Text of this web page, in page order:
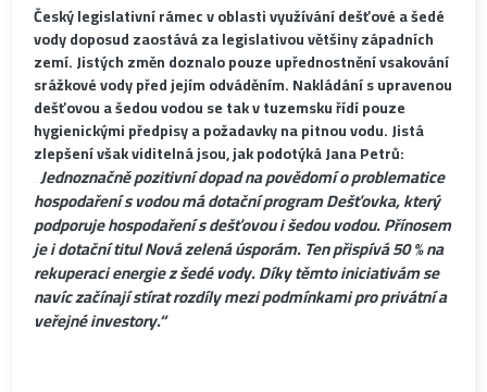
Český legislativní rámec v oblasti využívání dešťové a šedé
vody doposud zaostává za legislativou většiny západních
zemí. Jistých změn doznalo pouze upřednostnění vsakování
srážkové vody před jejím odváděním. Nakládání s upravenou
dešťovou a šedou vodou se tak v tuzemsku řídí pouze
hygienickými předpisy a požadavky na pitnou vodu. Jistá
zlepšení však viditelná jsou, jak podotýká Jana Petrů:
„Jednoznačně pozitivní dopad na povědomí o problematice
hospodaření s vodou má dotační program Dešťovka, který
podporuje hospodaření s dešťovou i šedou vodou. Přínosem
je i dotační titul Nová zelená úsporám. Ten přispívá 50 % na
rekuperaci energie z šedé vody. Díky těmto iniciativám se
navíc začínají stírat rozdíly mezi podmínkami pro privátní a
veřejné investory.“